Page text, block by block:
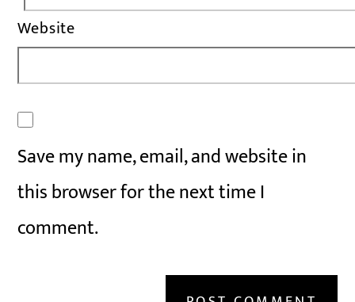
Website
Save my name, email, and website in
this browser for the next time I
comment.